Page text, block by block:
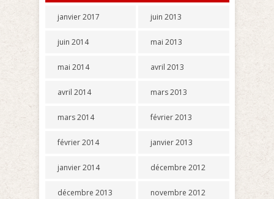
janvier 2017
juin 2014
mai 2014
avril 2014
mars 2014
février 2014
janvier 2014
décembre 2013
juin 2013
mai 2013
avril 2013
mars 2013
février 2013
janvier 2013
décembre 2012
novembre 2012